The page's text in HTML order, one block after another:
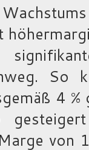
So
4 %
von